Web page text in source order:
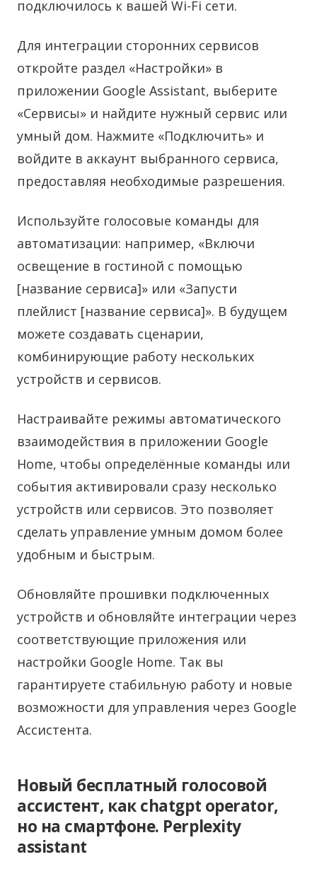
подключилось к вашей Wi-Fi сети.
Для интеграции сторонних сервисов
откройте раздел «Настройки» в
приложении Google Assistant, выберите
«Сервисы» и найдите нужный сервис или
умный дом. Нажмите «Подключить» и
войдите в аккаунт выбранного сервиса,
предоставляя необходимые разрешения.
Используйте голосовые команды для
автоматизации: например, «Включи
освещение в гостиной с помощью
[название сервиса]» или «Запусти
плейлист [название сервиса]». В будущем
можете создавать сценарии,
комбинирующие работу нескольких
устройств и сервисов.
Настраивайте режимы автоматического
взаимодействия в приложении Google
Home, чтобы определённые команды или
события активировали сразу несколько
устройств или сервисов. Это позволяет
сделать управление умным домом более
удобным и быстрым.
Обновляйте прошивки подключенных
устройств и обновляйте интеграции через
соответствующие приложения или
настройки Google Home. Так вы
гарантируете стабильную работу и новые
возможности для управления через Google
Ассистента.
Новый бесплатный голосовой
ассистент, как chatgpt operator,
но на смартфоне. Perplexity
assistant